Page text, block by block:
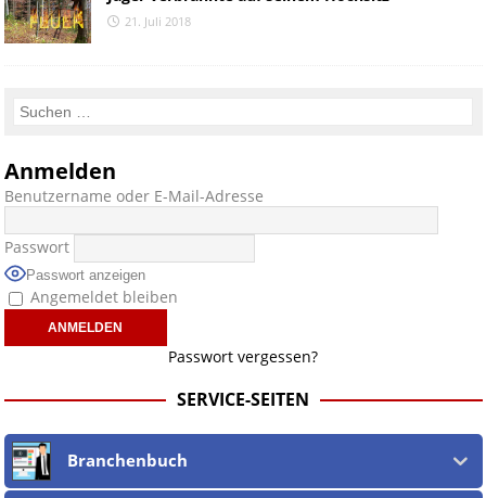
21. Juli 2018
Anmelden
Benutzername oder E-Mail-Adresse
Passwort
Passwort anzeigen
Angemeldet bleiben
Passwort vergessen?
SERVICE-SEITEN
Branchenbuch